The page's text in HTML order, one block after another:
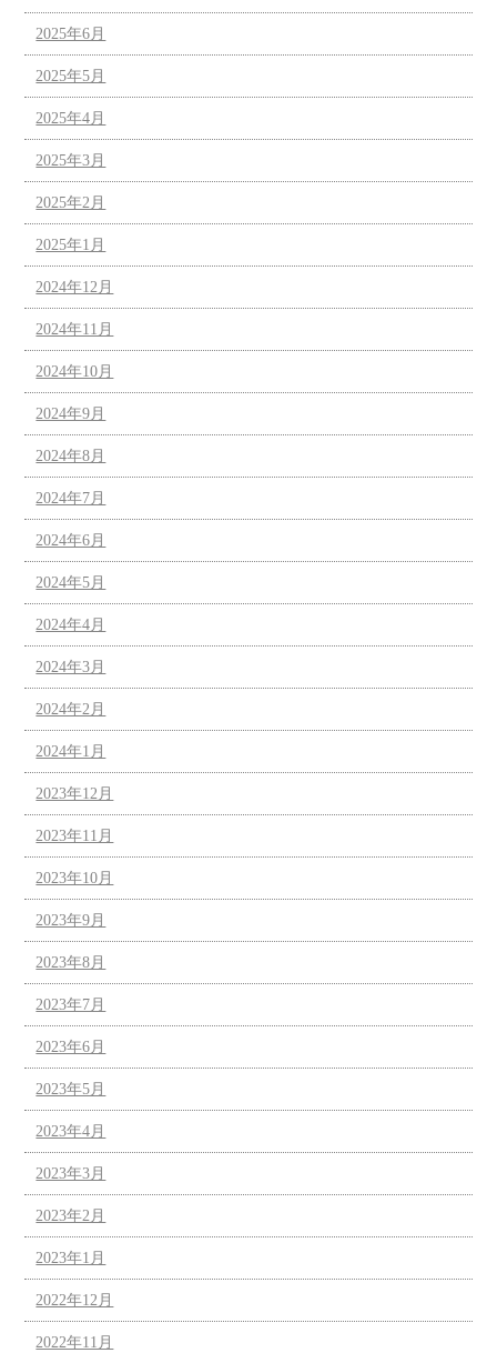
2025年6月
2025年5月
2025年4月
2025年3月
2025年2月
2025年1月
2024年12月
2024年11月
2024年10月
2024年9月
2024年8月
2024年7月
2024年6月
2024年5月
2024年4月
2024年3月
2024年2月
2024年1月
2023年12月
2023年11月
2023年10月
2023年9月
2023年8月
2023年7月
2023年6月
2023年5月
2023年4月
2023年3月
2023年2月
2023年1月
2022年12月
2022年11月